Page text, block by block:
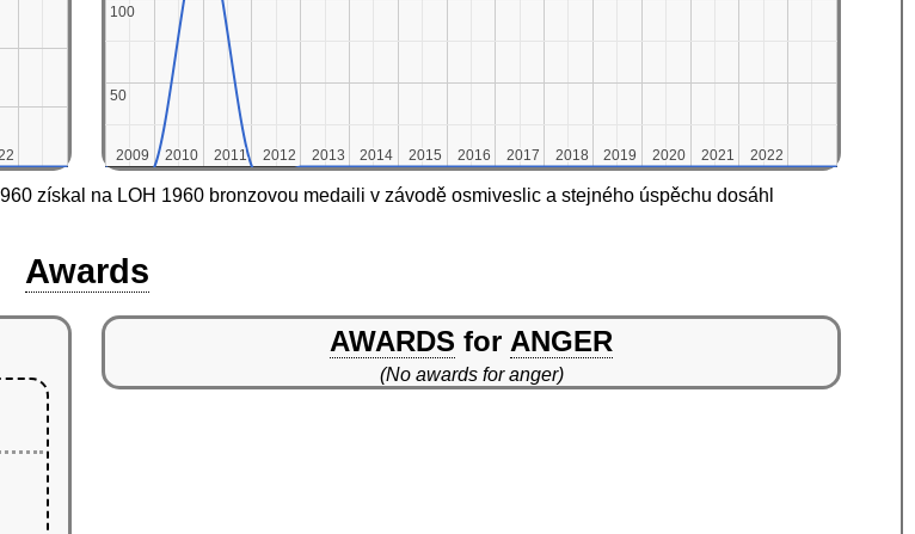
2009
2009 2010
2010 2011
2011 2012
2012 2013
2013 2014
2014 2015
2015 2016
2016 2017
2017 2018
2018 2019
2019 2020
2020 2021
2021 2022
2022
50
50
100
100
získal na LOH 1960 bronzovou medaili v závodě osmiveslic a stejného úspěchu dosáhl
Awards
AWARDS for ANGER
(No awards for anger)